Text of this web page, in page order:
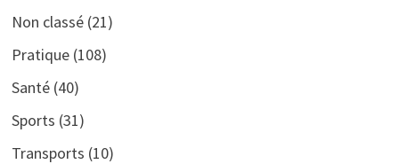
Non classé(21)
Pratique(108)
Santé(40)
Sports (31)
Transports (10)